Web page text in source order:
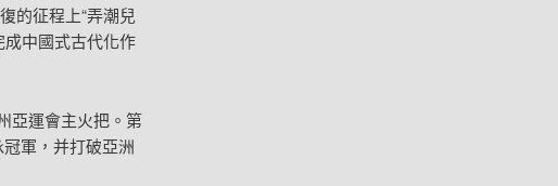
的征程上“弄潮兒
中國式古代化作
亞運會主火把。第
軍，并打破亞洲